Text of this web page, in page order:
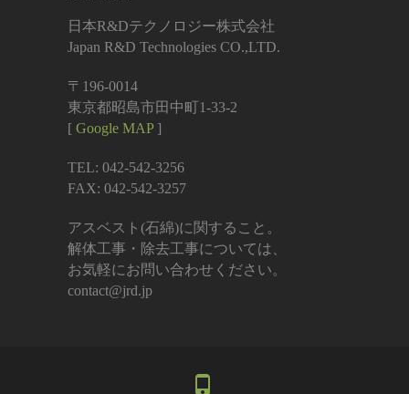
日本R&Dテクノロジー株式会社
Japan R&D Technologies CO.,LTD.
〒196-0014
東京都昭島市田中町1-33-2
[ Google MAP]
TEL: 042-542-3256
FAX: 042-542-3257
アスベスト(石綿)に関すること。
解体工事・除去工事については、
お気軽にお問い合わせください。
contact@jrd.jp